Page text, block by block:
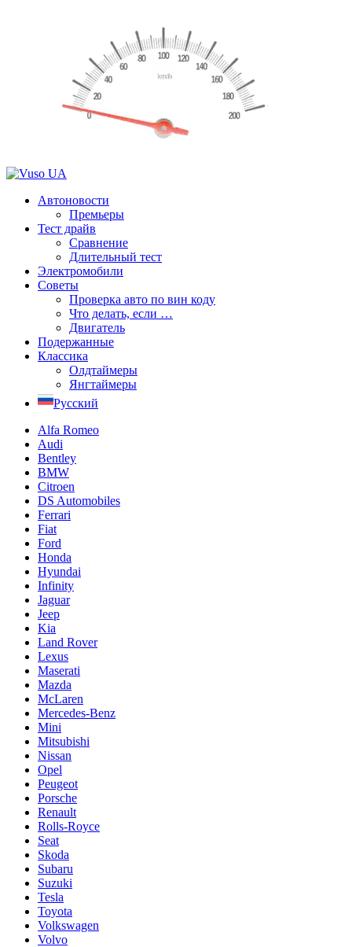
Автоновости
Премьеры
Тест драйв
Сравнение
Длительный тест
Электромобили
Советы
Проверка авто по вин коду
Что делать, если …
Двигатель
Подержанные
Классика
Олдтаймеры
Янгтаймеры
Русский
Alfa Romeo
Audi
Bentley
BMW
Citroen
DS Automobiles
Ferrari
Fiat
Ford
Honda
Hyundai
Infinity
Jaguar
Jeep
Kia
Land Rover
Lexus
Maserati
Mazda
McLaren
Mercedes-Benz
Mini
Mitsubishi
Nissan
Opel
Peugeot
Porsche
Renault
Rolls-Royce
Seat
Skoda
Subaru
Suzuki
Tesla
Toyota
Volkswagen
Volvo